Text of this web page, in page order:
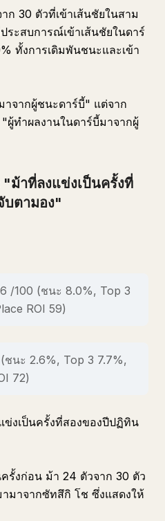
ก 30 ตัวที่เข้าเส้นชัยในสาม
ะสบการณ์เข้าเส้นชัยในดาร์
ทั้งการเดิมพันชนะและเข้า
จากผู้ชนะดาร์บี้" แต่จาก
ผู้ทำผลงานในดาร์บี้มาจากผู้
าที่ลงแข่งเป็นครั้งที่
บตามอง"
/100 (ชนะ 8.0%, Top 3
ROI 59)
นะ 2.6%, Top 3 7.7%,
72)
ข่งเป็นครั้งที่สองของปีปฏิทิน
รั้งก่อน ม้า 24 ตัวจาก 30 ตัว
มาจากซัทสึกิ โช ซึ่งแสดงให้